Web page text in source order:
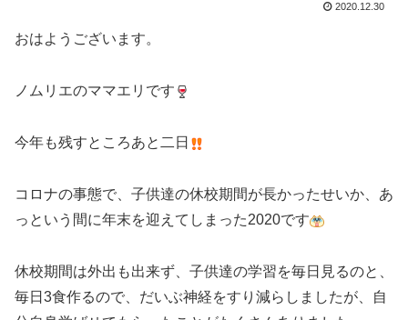
2020.12.30
おはようございます。
ノムリエのママエリです
今年も残すところあと二日
コロナの事態で、子供達の休校期間が長かったせいか、あ
っという間に年末を迎えてしまった2020です
休校期間は外出も出来ず、子供達の学習を毎日見るのと、
毎日3食作るので、だいぶ神経をすり減らしましたが、自